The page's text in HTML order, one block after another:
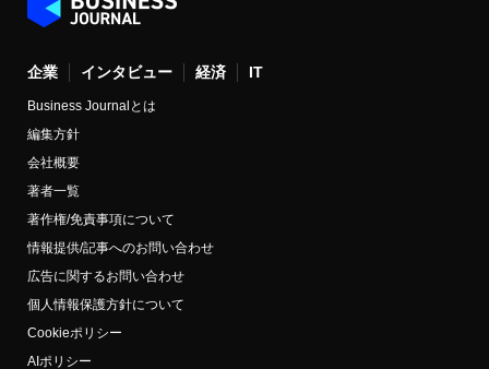
企業 インタビュー 経済 IT
Business Journalとは
編集方針
会社概要
著者一覧
著作権/免責事項について
情報提供/記事へのお問い合わせ
広告に関するお問い合わせ
個人情報保護方針について
Cookieポリシー
AIポリシー